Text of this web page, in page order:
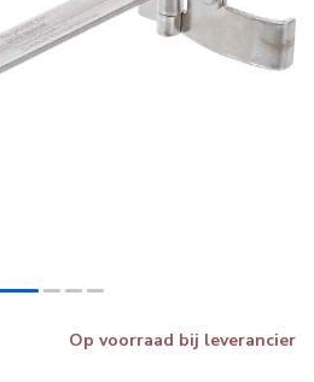
Op voorraad bij leverancier